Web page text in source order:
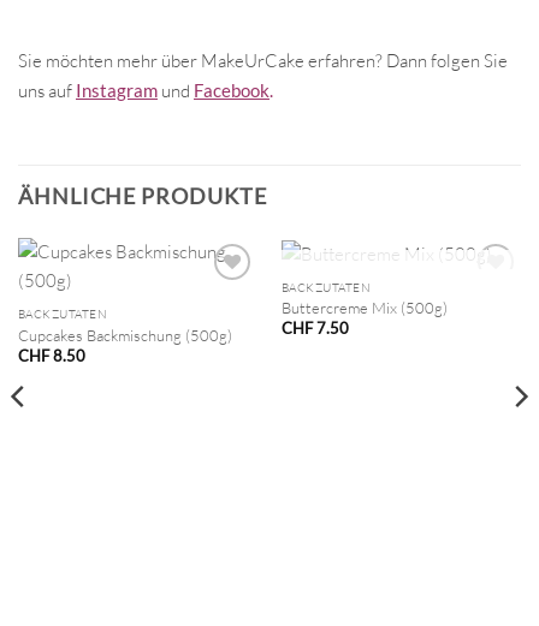
Sie möchten mehr über MakeUrCake erfahren? Dann folgen Sie
uns auf Instagram und Facebook
ÄHNLICHE PRODUKTE
BACKZUTATEN
Cupcakes Backmischung (500g)
CHF8.50
NICHT VORRÄTIG
BACKZUTATEN
Buttercreme Mix (500g)
CHF7.50